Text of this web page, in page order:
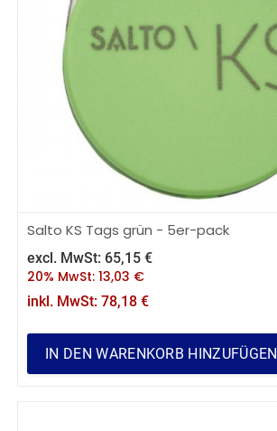
Salto KS Tags grün - 5er-pack
excl. MwSt: 65,15 €
20% MwSt: 13,03 €
inkl. MwSt: 78,18 €
IN DEN WARENKORB HINZUFÜGEN